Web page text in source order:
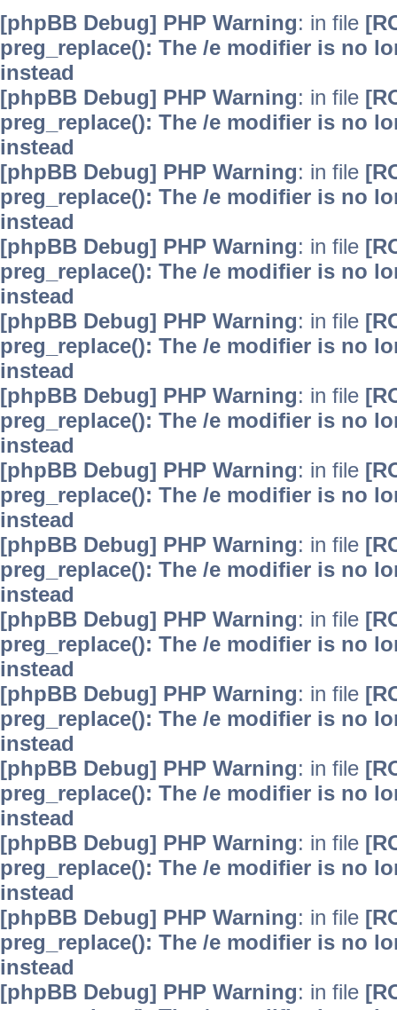
[phpBB Debug] PHP Warning: in file
preg_replace(): The /e modifier is no
instead
[phpBB Debug] PHP Warning: in file
preg_replace(): The /e modifier is no
instead
[phpBB Debug] PHP Warning: in file
preg_replace(): The /e modifier is no
instead
[phpBB Debug] PHP Warning: in file
preg_replace(): The /e modifier is no
instead
[phpBB Debug] PHP Warning: in file
preg_replace(): The /e modifier is no
instead
[phpBB Debug] PHP Warning: in file
preg_replace(): The /e modifier is no
instead
[phpBB Debug] PHP Warning: in file
preg_replace(): The /e modifier is no
instead
[phpBB Debug] PHP Warning: in file
preg_replace(): The /e modifier is no
instead
[phpBB Debug] PHP Warning: in file
preg_replace(): The /e modifier is no
instead
[phpBB Debug] PHP Warning: in file
preg_replace(): The /e modifier is no
instead
[phpBB Debug] PHP Warning: in file
preg_replace(): The /e modifier is no
instead
[phpBB Debug] PHP Warning: in file
preg_replace(): The /e modifier is no
instead
[phpBB Debug] PHP Warning: in file
preg_replace(): The /e modifier is no
instead
[phpBB Debug] PHP Warning: in file